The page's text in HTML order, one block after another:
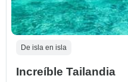
De isla en isla
Increíble Tailandia